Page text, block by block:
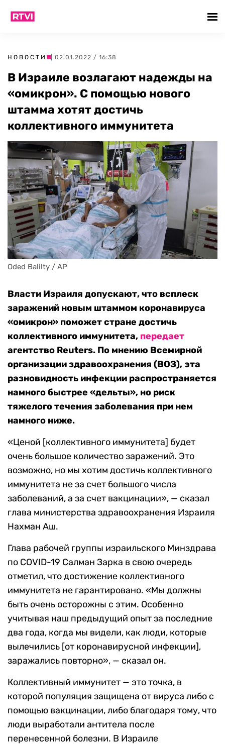
НОВОСТИ | 02.01.2022 / 16:38
В Израиле возлагают надежды на
«омикрон». С помощью нового
штамма хотят достичь
коллективного иммунитета
Oded Balilty / AP
Власти Израиля допускают, что всплеск
заражений новым штаммом коронавируса
«омикрон» поможет стране достичь
коллективного иммунитета, передает
агентство Reuters. По мнению Всемирной
организации здравоохранения (ВОЗ), эта
разновидность инфекции распространяется
намного быстрее «дельты», но риск
тяжелого течения заболевания при нем
намного ниже.
«Ценой [коллективного иммунитета] будет
очень большое количество заражений. Это
возможно, но мы хотим достичь коллективного
иммунитета не за счет большого числа
заболеваний, а за счет вакцинации», — сказал
глава министерства здравоохранения Израиля
Нахман Аш.
Глава рабочей группы израильского Минздрава
по COVID-19 Салман Зарка в свою очередь
отметил, что достижение коллективного
иммунитета не гарантировано. «Мы должны
быть очень осторожны с этим. Особенно
учитывая наш предыдущий опыт за последние
два года, когда мы видели, как люди, которые
вылечились [от коронавирусной инфекции],
заражались повторно», — сказал он.
Коллективный иммунитет — это точка, в
которой популяция защищена от вируса либо с
помощью вакцинации, либо благодаря тому, что
люди выработали антитела после
перенесенной болезни. В Израиле